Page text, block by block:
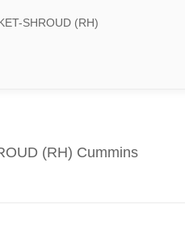
SHROUD (RH)
(RH) Cummins